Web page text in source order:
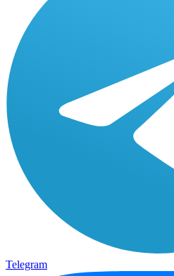
Telegram